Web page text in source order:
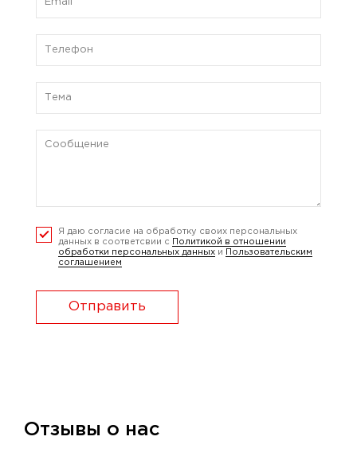
Я даю согласие на обработку своих персональных
данных в соответсвии с
Политикой в отношении
обработки персональных данных и
Пользовательским
соглашением
Отправить
Отзывы о нас